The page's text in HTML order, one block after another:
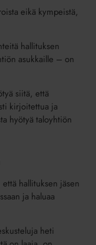
eikä kympeistä,
hallituksen
asukkaille – on
siitä, että
kirjoitettua ja
hyötyä taloyhtiön
hallituksen jäsen
ja haluaa
heti